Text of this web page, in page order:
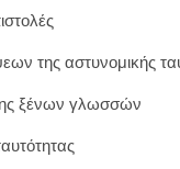
της αστυνομικής
ξένων γλωσσών